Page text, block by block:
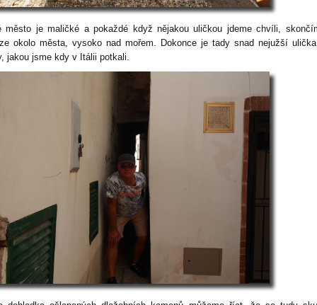
město je maličké a pokaždé když nějakou uličkou jdeme chvíli,
okolo města, vysoko nad mořem. Dokonce je tady snad nejužší
jakou jsme kdy v Itálii potkali.